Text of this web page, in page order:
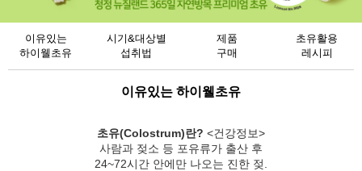
이유있는
하이웰초유
시기&대상별
섭취법
제품
구매
초유활용
레시피
이유있는 하이웰초유
초유(Colostrum)란? <건강정보>
사람과 젖소 등 포유류가 출산 후
24~72시간 안에만 나오는 진한 젖.